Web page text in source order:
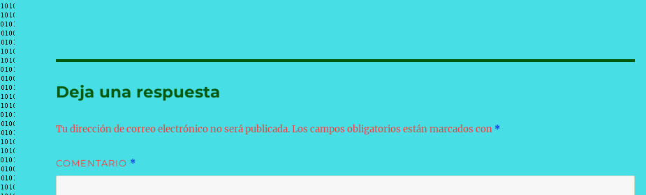
Deja una respuesta
Tu dirección de correo electrónico no será publicada.Los campos obligatorios están marcados con *
COMENTARIO *